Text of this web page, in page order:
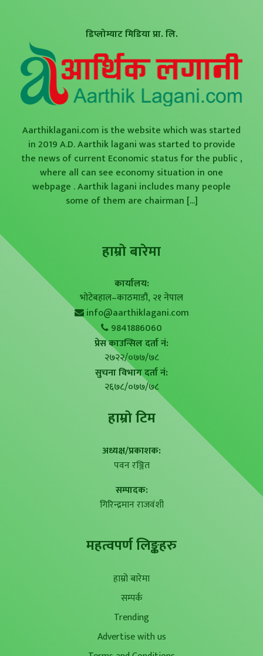
डिप्लोम्याट मिडिया प्रा. लि.
Aarthiklagani.com is the website which was started
in 2019 A.D. Aarthik lagani was started to provide
the news of current Economic status for the public ,
where all can see economy situation in one
webpage . Aarthik lagani includes many people
some of them are chairman [...]
हाम्राे बारेमा
कार्यालय:
भोटेबहाल–काठमाडौं, २१ नेपाल
info@aarthiklagani.com
9841886060
प्रेस काउन्सिल दर्ता नं:
२७२२/०७७/७८
सुचना विभाग दर्ता नं:
२६७८/०७७/७८
हाम्राे टिम
अध्यक्ष/प्रकाशक:
पवन रञ्जित
सम्पादक:
गिरिन्द्रमान राजवंशी
महत्वपर्ण लिङ्कहरु
हाम्रो बारेमा
सम्पर्क
Trending
Advertise with us